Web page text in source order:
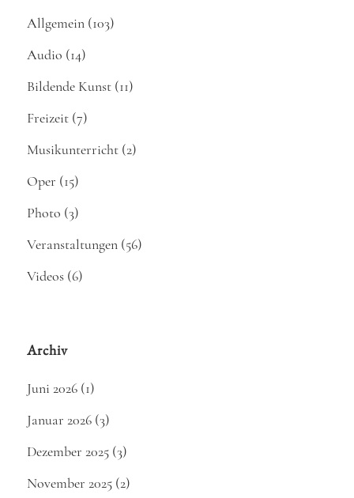
Allgemein (103)
Audio (14)
Bildende Kunst (11)
Freizeit (7)
Musikunterricht (2)
Oper (15)
Photo (3)
Veranstaltungen (56)
Videos (6)
Archiv
Juni 2026 (1)
Januar 2026 (3)
Dezember 2025 (3)
November 2025 (2)